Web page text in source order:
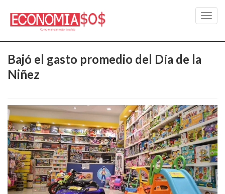
Bajó el gasto promedio del Día de la
Niñez